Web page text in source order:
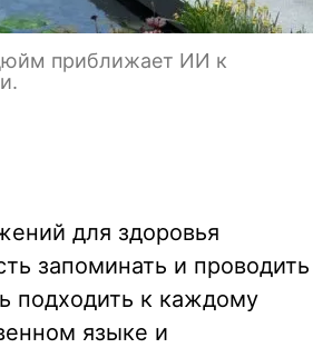
приближает ИИ к
для здоровья
запоминать и проводить
подходить к каждому
языке и